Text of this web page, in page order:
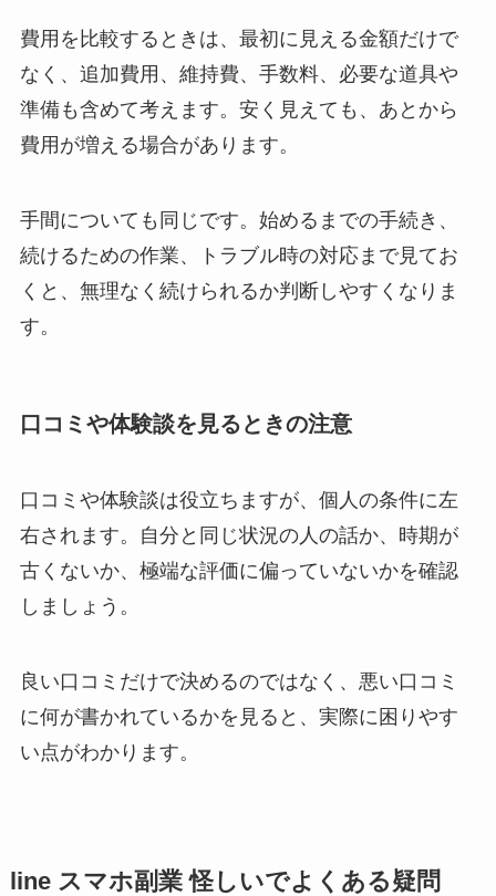
費用を比較するときは、最初に見える金額だけで
なく、追加費用、維持費、手数料、必要な道具や
準備も含めて考えます。安く見えても、あとから
費用が増える場合があります。
手間についても同じです。始めるまでの手続き、
続けるための作業、トラブル時の対応まで見てお
くと、無理なく続けられるか判断しやすくなりま
す。
口コミや体験談を見るときの注意
口コミや体験談は役立ちますが、個人の条件に左
右されます。自分と同じ状況の人の話か、時期が
古くないか、極端な評価に偏っていないかを確認
しましょう。
良い口コミだけで決めるのではなく、悪い口コミ
に何が書かれているかを見ると、実際に困りやす
い点がわかります。
line スマホ副業 怪しいでよくある疑問